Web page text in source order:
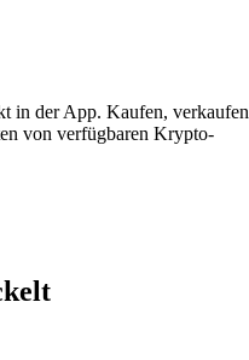
in der App. Kaufen, verkaufen
von verfügbaren Krypto-